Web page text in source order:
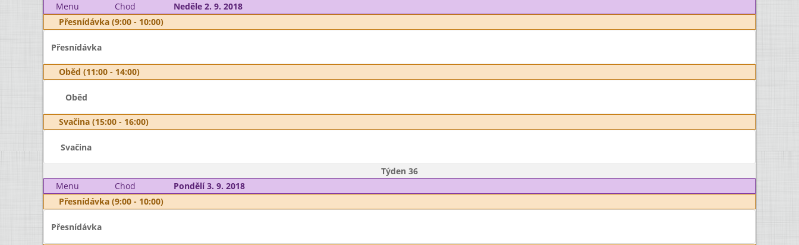
Menu Chod
Neděle 2. 9. 2018
Přesnídávka (9:00 - 10:00)
Přesnídávka
Oběd (11:00 - 14:00)
Oběd
Svačina (15:00 - 16:00)
Svačina
Týden 36
Menu
Chod
Pondělí 3. 9. 2018
Přesnídávka (9:00 - 10:00)
Přesnídávka